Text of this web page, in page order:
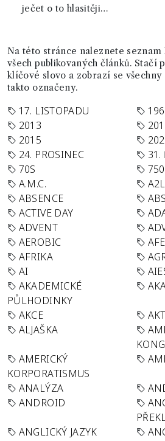
ječet o to hlasitěji…
Na této stránce naleznete
všech publikovaných článků. Stačí
klíčové slovo a zobrazí se
takto označeny.
17. LISTOPADU
2013
2015
24. PROSINEC
31.
70S
750
A.M.C.
ABSENCE
ACTIVE DAY
ADVENT
AEROBIC
AFRIKA
AI
AKADEMICKÉ
PŮLHODINKY
AKCE
ALJAŠKA
AMERICKÝ
KORPORATISMUS
ANALÝZA
ANDROID
ANGLICKÝ JAZYK